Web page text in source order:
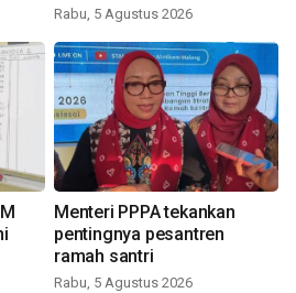
Rabu, 5 Agustus 2026
Menteri PPPA tekankan
pentingnya pesantren
ramah santri
Rabu, 5 Agustus 2026